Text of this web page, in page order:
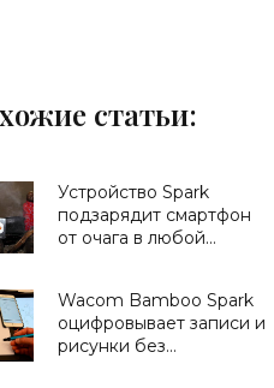
статьи:
Устройство Spark
подзарядит смартфон
от очага в любой
Wacom Bamboo Spark
оцифровывает записи и
рисунки без